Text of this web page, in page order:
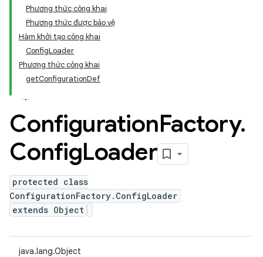
Phương thức công khai
Phương thức được bảo vệ
Hàm khởi tạo công khai
ConfigLoader
Phương thức công khai
getConfigurationDef
ConfigurationFactory.
ConfigLoader
protected class
ConfigurationFactory.ConfigLoader
extends Object
java.lang.Object